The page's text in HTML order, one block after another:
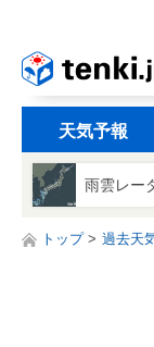
天気予報
雨雲レー
トップ 過去天